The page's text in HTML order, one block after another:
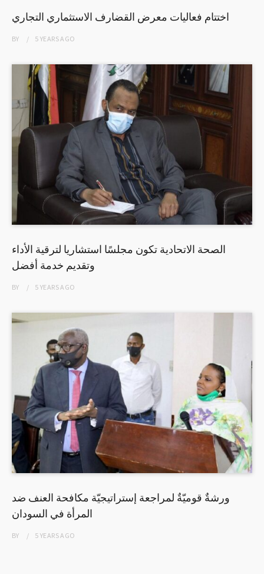
اختتام فعاليات معرض القضارف الاستثماري التجاري
BY 5 YEARSAGO
الصحة الاتحادية تكون مجلسًا استشاريا لترقية الأداء
وتقديم خدمة أفضل
BY 5 YEARSAGO
ورشةٌ قوميّةٌ لمراجعة إستراتيجيّة مكافحة العنف ضد
المرأة في السودان
BY 5 YEARSAGO